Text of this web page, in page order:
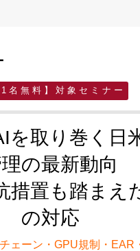
1 名 無 料 】 対 象 セ ミ ナ ー
を取り巻く日
の最新動向
措置も踏まえ
の対応
ェーン・GPU規制・EAR